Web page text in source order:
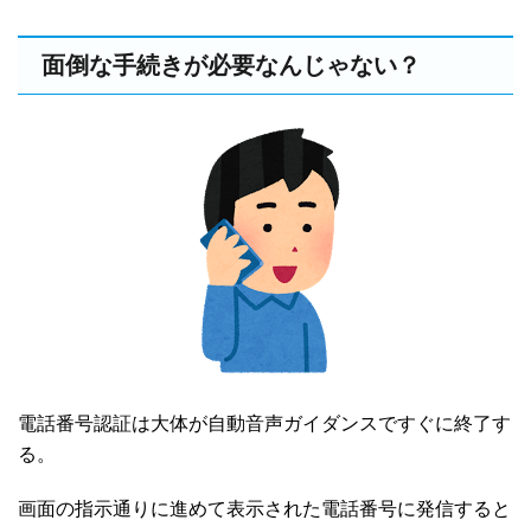
面倒な手続きが必要なんじゃない？
電話番号認証は大体が自動音声ガイダンスですぐに終了す
る。
画面の指示通りに進めて表示された電話番号に発信すると